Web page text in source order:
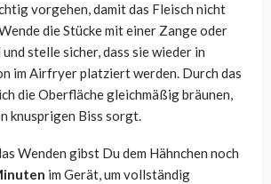
vorgehen, damit das Fleisch nicht
die Stücke mit einer Zange oder
stelle sicher, dass sie wieder in
im Airfryer platziert werden. Durch das
die Oberfläche gleichmäßig bräunen,
knusprigen Biss sorgt.
Wenden gibst Du dem Hähnchen noch
im Gerät, um vollständig